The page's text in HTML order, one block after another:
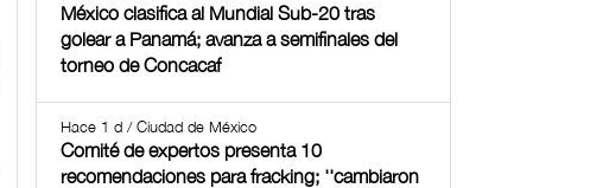
México clasifica al Mundial Sub-20 tras
golear a Panamá; avanza a semifinales del
torneo de Concacaf
Hace 1 d / Ciudad de México
Comité de expertos presenta 10
recomendaciones para fracking; ''cambiaron